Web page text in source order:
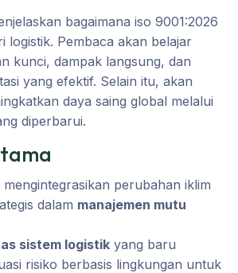
bagaimana iso 9001:2026
logistik. Pembaca akan belajar
kunci, dampak langsung, dan
yang efektif. Selain itu, akan
daya saing global melalui
diperbarui.
mengintegrasikan perubahan iklim
dalam manajemen mutu
sistem logistik yang baru
risiko berbasis lingkungan untuk